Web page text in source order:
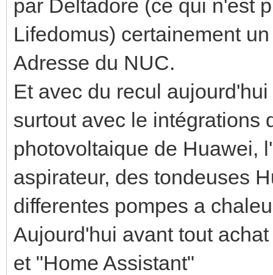
par Deltadore (ce qui n'est
Lifedomus) certainement
Adresse du NUC.
Et avec du recul
surtout avec le intégrations
photovoltaique de Huawei,
aspirateur, des tondeuses
differentes pompes a
Aujourd'hui avant tout
et "Home Assistant"